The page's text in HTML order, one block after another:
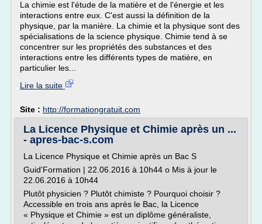
La chimie est l'étude de la matière et de l'énergie et les
interactions entre eux. C'est aussi la définition de la
physique, par la manière. La chimie et la physique sont des
spécialisations de la science physique. Chimie tend à se
concentrer sur les propriétés des substances et des
interactions entre les différents types de matière, en
particulier les...
Lire la suite
Site : http://formationgratuit.com
La Licence Physique et Chimie après un ...
- apres-bac-s.com
La Licence Physique et Chimie après un Bac S
Guid'Formation | 22.06.2016 à 10h44 o Mis à jour le
22.06.2016 à 10h44
Plutôt physicien ? Plutôt chimiste ? Pourquoi choisir ?
Accessible en trois ans après le Bac, la Licence
« Physique et Chimie » est un diplôme généraliste,